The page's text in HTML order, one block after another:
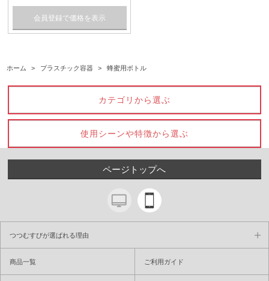
会員登録で価格を表示
ホーム > プラスチック容器 > 蜂蜜用ボトル
カテゴリから選ぶ
使用シーンや特徴から選ぶ
ページトップへ
つつむすびが選ばれる理由
商品一覧 ご利用ガイド